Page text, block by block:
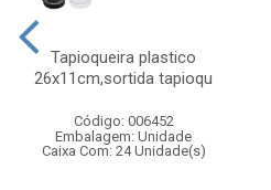
Tapioqueira plastico
26x11cm,sortida tapioqu
Código: 006452
Embalagem: Unidade
Caixa Com: 24 Unidade(s)